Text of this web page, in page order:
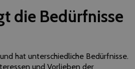
die Bedürfnisse
hat unterschiedliche Bedürfnisse.
und Vorlieben der